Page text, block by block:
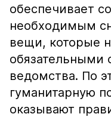
обеспечивает
необходимым
вещи, которые
обязательными
ведомства. По
гуманитарную
оказывают